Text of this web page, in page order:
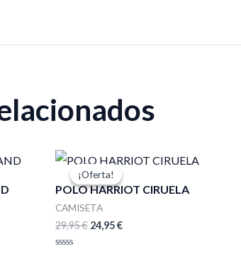
¡Oferta!
¡Oferta!
POLO HARRIOT CIRUELA
CAMISETA
29,95€
El
precio
original
era:
29,95 €.
24,95€
El
precio
es: